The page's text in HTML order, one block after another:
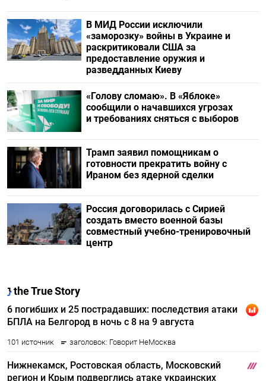
В МИД России исключили
«заморозку» войны в Украине и
раскритиковали США за
предоставление оружия и
разведданных Киеву
«Голову сломаю». В «Яблоке»
сообщили о начавшихся угрозах
и требованиях сняться с выборов
Трамп заявил помощникам о
готовности прекратить войну с
Ираном без ядерной сделки
Россия договорилась с Сирией
создать вместо военной базы
совместный учебно-тренировочный
центр